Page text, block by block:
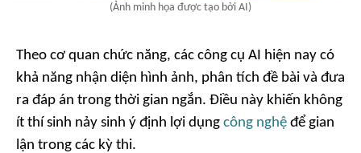
(Ảnh minh họa được tạo bởi AI)
Theo cơ quan chức năng, các công cụ AI hiện nay có
khả năng nhận diện hình ảnh, phân tích đề bài và đưa
ra đáp án trong thời gian ngắn. Điều này khiến không
ít thí sinh nảy sinh ý định lợi dụng công nghệ để gian
lận trong các kỳ thi.